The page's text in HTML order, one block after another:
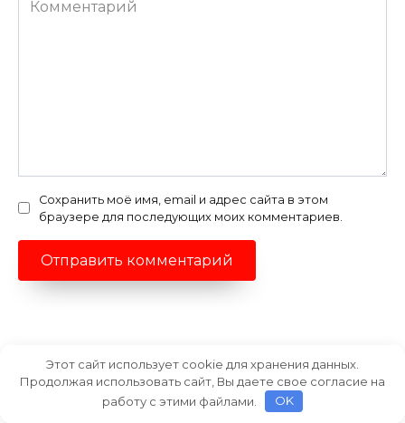
Сохранить моё имя, email и адрес сайта в этом
браузере для последующих моих комментариев.
Вам также может понравиться
Этот сайт использует cookie для хранения данных.
Продолжая использовать сайт, Вы даете свое согласие на
работу с этими файлами.
OK